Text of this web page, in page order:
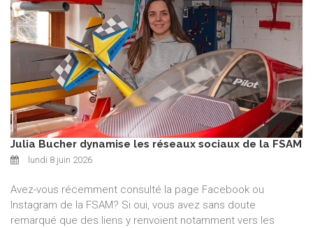
Julia Bucher dynamise les réseaux sociaux de la FSAM
lundi 8 juin 2026
Avez-vous récemment consulté la page Facebook ou
Instagram de la FSAM? Si oui, vous avez sans doute
remarqué que des liens y renvoient notamment vers les